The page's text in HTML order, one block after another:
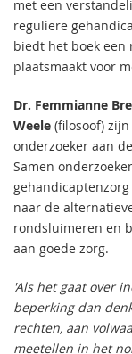
met een
reguliere
biedt het boek een
plaatsmaakt voor
Dr. Femmianne
Weele (filosoof)
onderzoeker aan
Samen
naar de
rondsluimeren en
aan goede zorg.
'Als het gaat over
beperking dan
rechten, aan
meetellen in het